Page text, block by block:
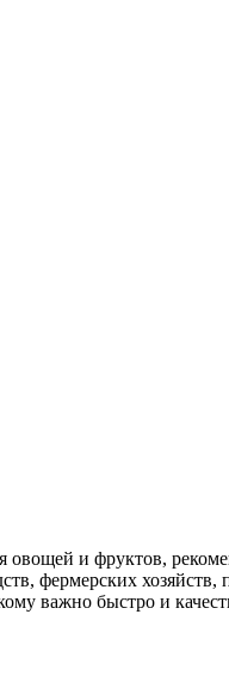
овощей и фруктов,
фермерских хозяйств,
важно быстро и